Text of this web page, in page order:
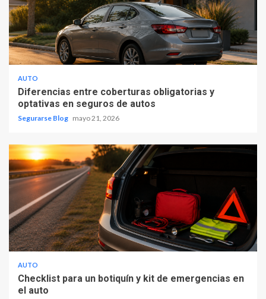
AUTO
Diferencias entre coberturas obligatorias y
optativas en seguros de autos
Segurarse Blog mayo 21, 2026
AUTO
Checklist para un botiquín y kit de emergencias en
el auto